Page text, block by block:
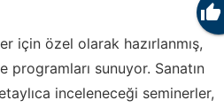

için özel olarak hazırlanmış,
programları sunuyor. Sanatın
inceleneceği seminerler,